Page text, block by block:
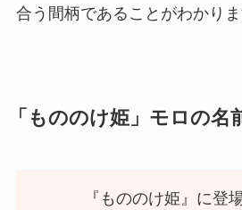
合う間柄であることがわかりま
「もののけ姫」モロの名
『もののけ姫』に登